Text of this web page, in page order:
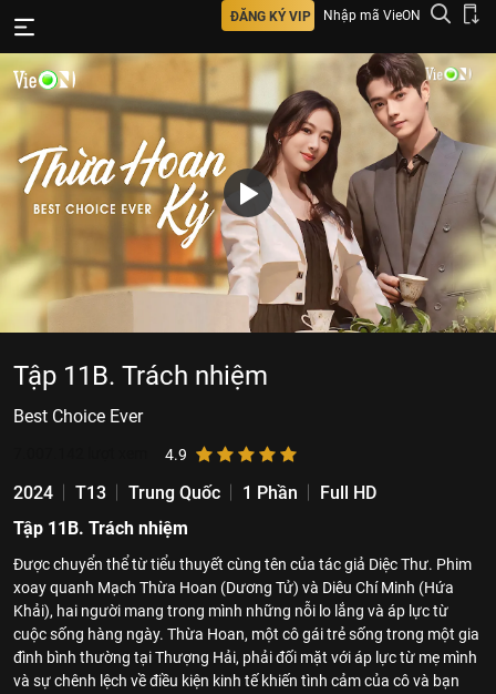
ĐĂNG KÝ VIP Nhập mã VieON
Tập 11B. Trách nhiệm
Best Choice Ever
4.9
2024 T13 Trung Quốc 1 Phần
Full HD
Tập 11B. Trách nhiệm
Được chuyển thể từ tiểu thuyết cùng tên của tác giả Diệc Thư. Phim
xoay quanh Mạch Thừa Hoan (Dương Tử) và Diêu Chí Minh (Hứa
Khải), hai người mang trong mình những nỗi lo lắng và áp lực từ
cuộc sống hàng ngày. Thừa Hoan, một cô gái trẻ sống trong một gia
đình bình thường tại Thượng Hải, phải đối mặt với áp lực từ mẹ mình
và sự chênh lệch về điều kiện kinh tế khiến tình cảm của cô và bạn